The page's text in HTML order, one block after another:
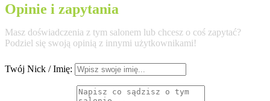
Opinie i zapytania
Masz doświadczenia z tym salonem lub chcesz o coś zapytać?
Podziel się swoją opinią z innymi użytkownikami!
Twój Nick / Imię: